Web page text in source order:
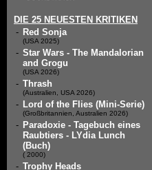
DIE 25 NEUESTEN KRITIKEN
- Red Sonja
(USA 2025)
- Star Wars - The Mandalorian
and Grogu
(USA 2026)
- Thrash
(Australien, USA 2026)
- Lord of the Flies (Mini-Serie)
(Großbritannien, Australien 2026)
- Paradoxie - Tagebuch eines
Raubtiers - LYdia Lunch
(Buch)
( 2000)
- Trophy Heads